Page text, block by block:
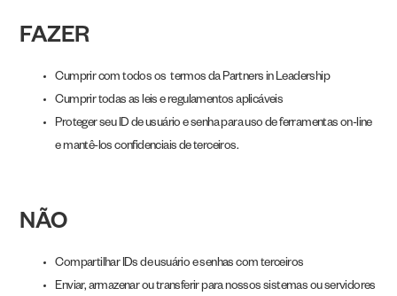
FAZER
Cumprir com todos os termos da Partners in Leadership
Cumprir todas as leis e regulamentos aplicáveis
Proteger seu ID de usuário e senha para uso de ferramentas on-line
e mantê-los confidenciais de terceiros.
NÃO
Compartilhar IDs de usuário e senhas com terceiros
Enviar, armazenar ou transferir para nossos sistemas ou servidores